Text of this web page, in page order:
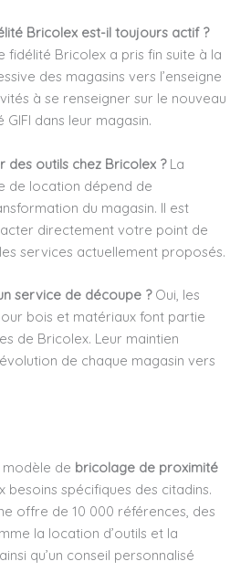
Bricolex est-il toujours actif ?
fidélité Bricolex a pris fin suite à la
des magasins vers l’enseigne
à se renseigner sur le nouveau
dans leur magasin.
des outils chez Bricolex ?La
de location dépend de
du magasin. Il est
directement votre point de
services actuellement proposés.
service de découpe ?Oui, les
bois et matériaux font partie
de Bricolex. Leur maintien
de chaque magasin vers
de bricolage de proximité
besoins spécifiques des citadins.
offre de 10 000 références, des
la location d’outils et la
qu’un conseil personnalisé